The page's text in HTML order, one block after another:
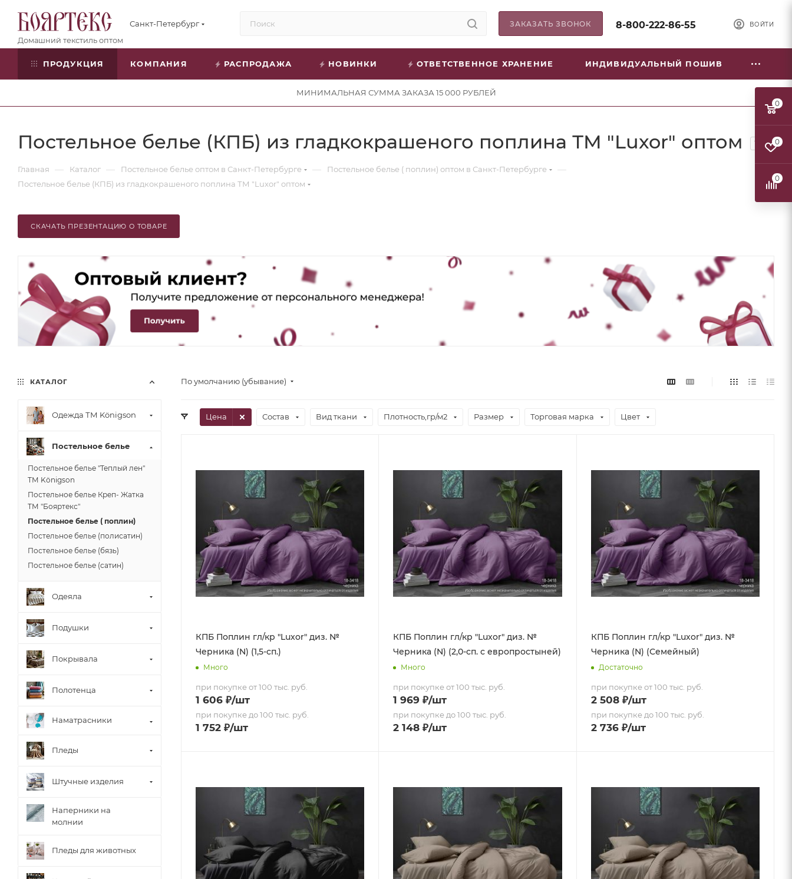
Санкт-Петербург ЗАКАЗАТЬ ЗВОНОК ВОЙТИ
8-800-222-86-55
ПРОДУКЦИЯ КОМПАНИЯ РАСПРОДАЖА НОВИНКИ ОТВЕТСТВЕННОЕ ХРАНЕНИЕ ИНДИВИДУАЛЬНЫЙ ПОШИВ
МИНИМАЛЬНАЯ СУММА ЗАКАЗА 15 000 РУБЛЕЙ
Постельное белье (КПБ) из гладкокрашеного поплина ТМ "Luxor" оптом 12
Главная — Каталог — Постельное белье оптом в Санкт-Петербурге — Постельное белье ( поплин) оптом в Санкт-Петербурге —
Постельное белье (КПБ) из гладкокрашеного поплина ТМ "Luxor" оптом
СКАЧАТЬ ПРЕЗЕНТАЦИЮ О ТОВАРЕ
По умолчанию (убывание)
Цена Состав Вид ткани Плотность,гр/м2 Размер Торговая марка Цвет
КПБ Поплин гл/кр "Luxor" диз. №
Черника (N) (1,5-сп.)
Много
при покупке от 100 тыс. руб.
1 606 ₽/шт
при покупке до 100 тыс. руб.
1 752 ₽/шт
КПБ Поплин гл/кр "Luxor" диз. №
Черника (N) (2,0-сп. с европростыней)
Много
при покупке от 100 тыс. руб.
1 969 ₽/шт
при покупке до 100 тыс. руб.
2 148 ₽/шт
КПБ Поплин гл/кр "Luxor" диз. №
Черника (N) (Семейный)
Достаточно
при покупке от 100 тыс. руб.
2 508₽/шт
при покупке до 100 тыс. руб.
2 736₽/шт
КАТАЛОГ
Одежда ТМ Königson
Постельное белье
Постельное белье "Теплый лен"
ТМ Königson
Постельное белье Креп- Жатка
ТМ "Бояртекс"
Постельное белье ( поплин)
Постельное белье (полисатин)
Постельное белье (бязь)
Постельное белье (сатин)
Одеяла
Подушки
Покрывала
Полотенца
Наматрасники
Пледы
Штучные изделия
Наперники на
молнии
Пледы для животных
0
0
0